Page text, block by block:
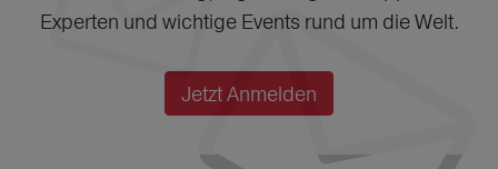
Experten und wichtige Events rund um die Welt.
Jetzt Anmelden